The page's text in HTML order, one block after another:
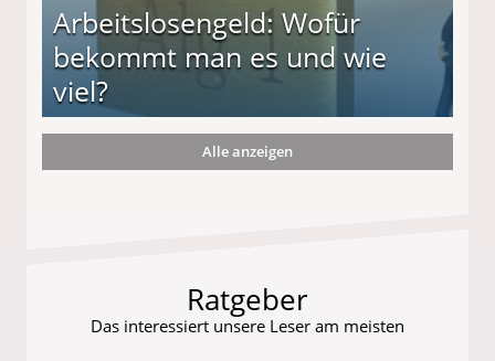
Arbeitslosengeld: Wofür
bekommt man es und wie
viel?
und wie viel?
Alle anzeigen
Ratgeber
Das interessiert unsere Leser am meisten